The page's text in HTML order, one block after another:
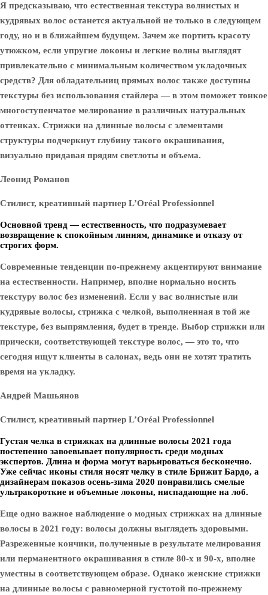
Я предсказываю, что естественная текстура волнистых и
кудрявых волос останется актуальной не только в следующем
году, но и в ближайшем будущем. Зачем же портить красоту
утюжком, если упругие локоны и легкие волны выглядят
привлекательно с минимальным количеством укладочных
средств? Для обладательниц прямых волос также доступны
текстуры без использования стайлера — в этом поможет тонкое
многоступенчатое мелирование в различных натуральных
оттенках. Стрижки на длинные волосы с элементами
структуры подчеркнут глубину такого окрашивания,
визуально придавая прядям светлоты и объема.
Леонид Романов
Стилист, креативный партнер L’Oréal Professionnel
Основной тренд — естественность, что подразумевает
возвращение к спокойным линиям, динамике и отказу от
строгих форм.
Современные тенденции по-прежнему акцентируют внимание
на естественности. Например, вполне нормально носить
текстуру волос без изменений. Если у вас волнистые или
кудрявые волосы, стрижка с челкой, выполненная в той же
текстуре, без выпрямления, будет в тренде. Выбор стрижки или
прически, соответствующей текстуре волос, — это то, что
сегодня ищут клиенты в салонах, ведь они не хотят тратить
время на укладку.
Андрей Машьянов
Стилист, креативный партнер L’Oréal Professionnel
Густая челка в стрижках на длинные волосы 2021 года
постепенно завоевывает популярность среди модных
экспертов. Длина и форма могут варьироваться бесконечно.
Уже сейчас иконы стиля носят челку в стиле Брижит Бардо, а
дизайнерам показов осень-зима 2020 понравились смелые
ультракороткие и объемные локоны, ниспадающие на лоб.
Еще одно важное наблюдение о модных стрижках на длинные
волосы в 2021 году: волосы должны выглядеть здоровыми.
Разреженные кончики, полученные в результате мелирования
или перманентного окрашивания в стиле 80-х и 90-х, вполне
уместны в соответствующем образе. Однако женские стрижки
на длинные волосы с равномерной густотой по-прежнему